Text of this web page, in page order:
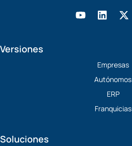
Y L
d
i
n
X
t
t
e
Versiones
Empresas
Autónomos
ERP
Franquicias
Soluciones